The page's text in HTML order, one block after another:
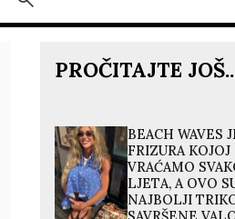
PROČITAJTE
BEACH WAVES
FRIZURA KOJOJ
VRAĆAMO
LJETA, A OVO
NAJBOLJI